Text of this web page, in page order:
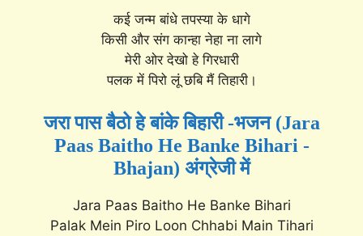
कई जन्म बांधे तपस्या के धागे
किसी और संग कान्हा नेहा ना लागे
मेरी ओर देखो हे गिरधारी
पलक में पिरो लूं छबि मैं तिहारी।
जरा पास बैठो हे बांके बिहारी -भजन (Jara
Paas Baitho He Banke Bihari -
Bhajan) अंग्रेजी में
Jara Paas Baitho He Banke Bihari
Palak Mein Piro Loon Chhabi Main Tihari